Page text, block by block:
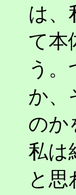
は、
て本
う
か、
のか
私は
と